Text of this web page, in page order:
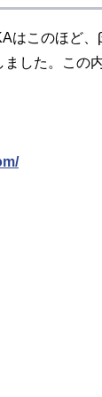
はこのほど
した。この